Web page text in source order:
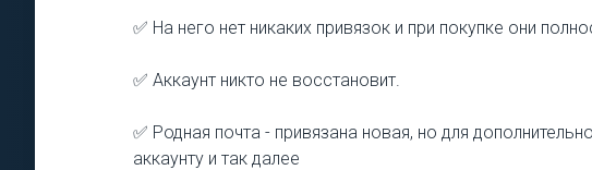
✅ На него нет никаких привязок и при покупке они
✅ Аккаунт никто не восстановит.
✅ Родная почта - привязана новая, но для
аккаунту и так далее